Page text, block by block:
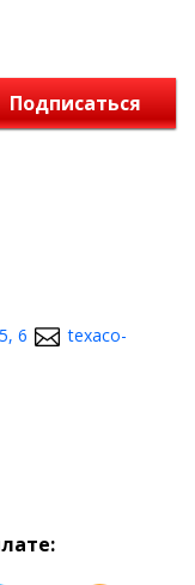
Подписаться
6
texaco-